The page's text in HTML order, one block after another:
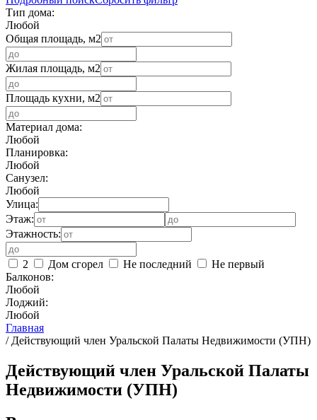
Тип дома:
Любой
Общая площадь, м2
Жилая площадь, м2
Площадь кухни, м2
Материал дома:
Любой
Планировка:
Любой
Санузел:
Любой
Улица:
Этаж:
Этажность:
2 Дом сгорел Не последний
Не первый
Балконов:
Любой
Лоджий:
Любой
Главная
/ Действующий член Уральской Палаты Недвижимости (УПН)
Действующий член Уральской Палаты
Недвижимости (УПН)